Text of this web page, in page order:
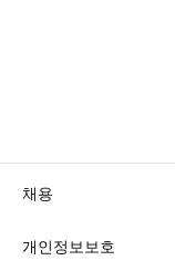
채용
개인정보보호